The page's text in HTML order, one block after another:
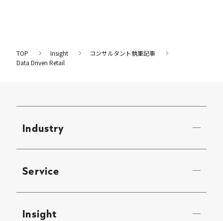
TOP Insight
コンサルタント執筆記事
Data Driven Retail
Industry
Service
Insight